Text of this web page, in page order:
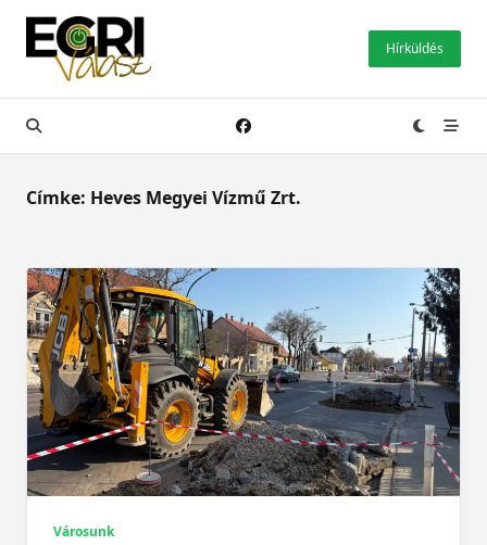
Skip
content
Hírküldés
Címke: Heves Megyei Vízmű Zrt.
Városunk